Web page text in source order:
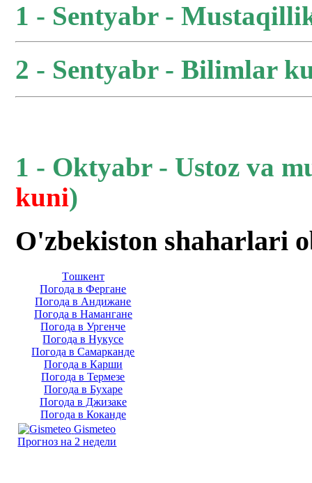
1 - Sentyabr -
2 - Sentyabr - Bilimlar
1 - Oktyabr - Ustoz va
kuni)
O'zbekiston shaharlari
Тoшкент
Погода в Фергане
Погода в Андижане
Погода в Намангане
Погода в Ургенче
Погода в Нукусе
Погода в Самарканде
Погода в Карши
Погода в Термезе
Погода в Бухаре
Погода в Джизаке
Погода в Коканде
Gismeteo
Прогноз на 2 недели